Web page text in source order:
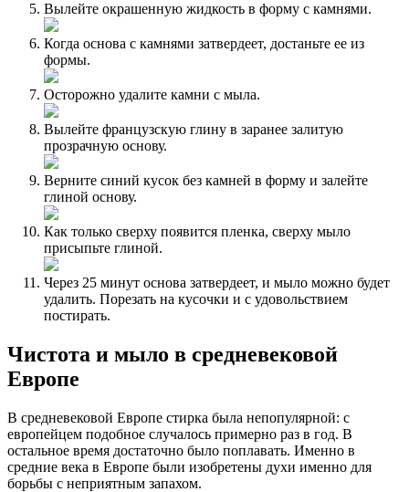
Вылейте окрашенную жидкость в форму с камнями.
Когда основа с камнями затвердеет, достаньте ее из
формы.
Осторожно удалите камни с мыла.
Вылейте французскую глину в заранее залитую
прозрачную основу.
Верните синий кусок без камней в форму и залейте
глиной основу.
Как только сверху появится пленка, сверху мыло
присыпьте глиной.
Через 25 минут основа затвердеет, и мыло можно будет
удалить. Порезать на кусочки и с удовольствием
постирать.
Чистота и мыло в средневековой
Европе
В средневековой Европе стирка была непопулярной: с
европейцем подобное случалось примерно раз в год. В
остальное время достаточно было поплавать. Именно в
средние века в Европе были изобретены духи именно для
борьбы с неприятным запахом.